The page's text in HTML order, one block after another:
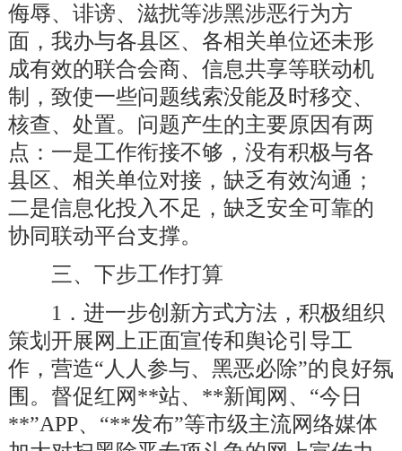
侮辱、诽谤、滋扰等涉黑涉恶行为方
面， 我办与各县区、 各相关单位还未形
成有效的联合会商、信息共享等联动机
制，致使一些问题线索没能及时移交、
核查、处置。问题产生的主要原因有两
点：一是工作衔接不够， 没有积极与各
县区、相关单位对接， 缺乏有效沟通 ；
二是信息化投入不足，缺乏安全可靠的
协同联动平台支撑。
三、下步工作打算
1．进一步创新方式方法，积极组织
策划开展网上正面宣传和舆论引导工
作，营造“人人参与、黑恶必除”的良好氛
围。督促红网**站、**新闻网、“今日
**”APP、“**发布”等市级主流网络媒体